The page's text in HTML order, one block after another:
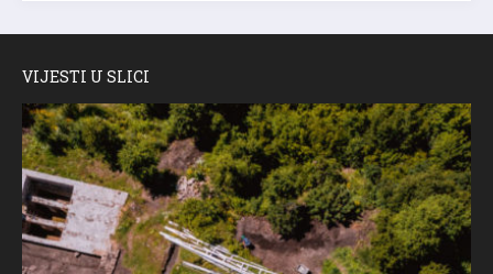
VIJESTI U SLICI